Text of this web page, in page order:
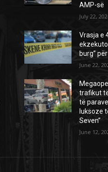
AMP-së
July 22,
Vrasja e
burg”
June 22,
trafikut
të
luksoze
Seven”
June 12,